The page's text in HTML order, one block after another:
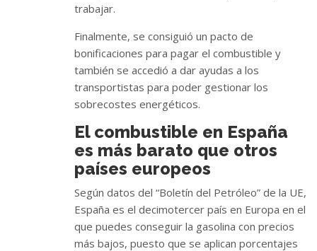
trabajar.
Finalmente, se consiguió un pacto de
bonificaciones para pagar el combustible y
también se accedió a dar ayudas a los
transportistas para poder gestionar los
sobrecostes energéticos.
El combustible en España
es más barato que otros
países europeos
Según datos del “Boletín del Petróleo” de la UE,
España es el decimotercer país en Europa en el
que puedes conseguir la gasolina con precios
más bajos, puesto que se aplican porcentajes